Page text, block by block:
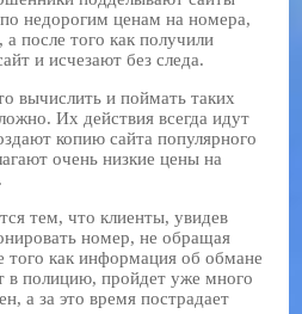
по недорогим ценам на номера,
после того как получили
и исчезают без следа.
вычислить и поймать таких
Их действия всегда идут
копию сайта популярного
очень низкие цены на
тем, что клиенты, увидев
номер, не обращая
того как информация об обмане
в полицию, пройдет уже много
а за это время пострадает